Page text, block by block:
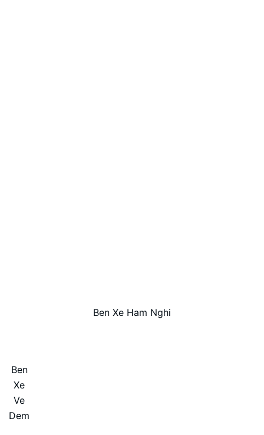
Ben Xe Ham Nghi
Ben
Xe
Ve
Dem